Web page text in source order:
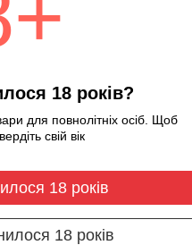
18 років?
для повнолітніх осіб. Щоб
свій вік
18 років
18 років